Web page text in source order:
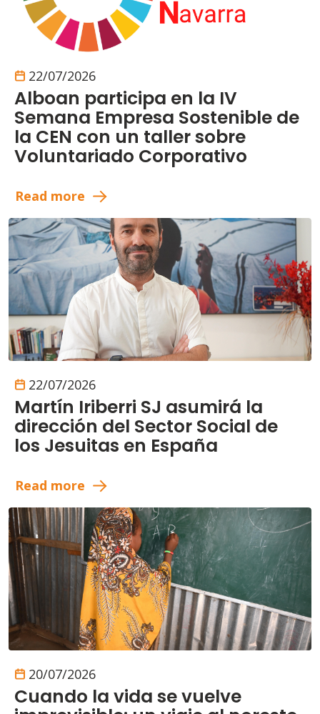
22/07/2026
Alboan participa en la IV
Semana Empresa Sostenible de
la CEN con un taller sobre
Voluntariado Corporativo
Read more
22/07/2026
Martín Iriberri SJ asumirá la
dirección del Sector Social de
los Jesuitas en España
Read more
20/07/2026
Cuando la vida se vuelve